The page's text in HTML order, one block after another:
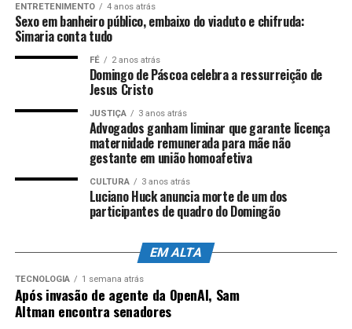
ENTRETENIMENTO 4 anos atrás
Sexo em banheiro público, embaixo do viaduto e chifruda:
Simaria conta tudo
FÉ 2 anos atrás
Domingo de Páscoa celebra a ressurreição de
Jesus Cristo
JUSTIÇA 3 anos atrás
Advogados ganham liminar que garante licença
maternidade remunerada para mãe não
gestante em união homoafetiva
CULTURA 3 anos atrás
Luciano Huck anuncia morte de um dos
participantes de quadro do Domingão
EM ALTA
TECNOLOGIA 1 semana atrás
Após invasão de agente da OpenAI, Sam
Altman encontra senadores